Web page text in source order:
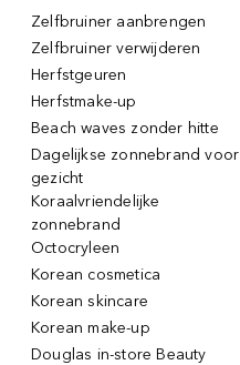
Zelfbruiner aanbrengen
Zelfbruiner verwijderen
Herfstgeuren
Herfstmake-up
Beach waves zonder hitte
Dagelijkse zonnebrand voor
gezicht
Koraalvriendelijke
zonnebrand
Octocryleen
Korean cosmetica
Korean skincare
Korean make-up
Douglas in-store Beauty